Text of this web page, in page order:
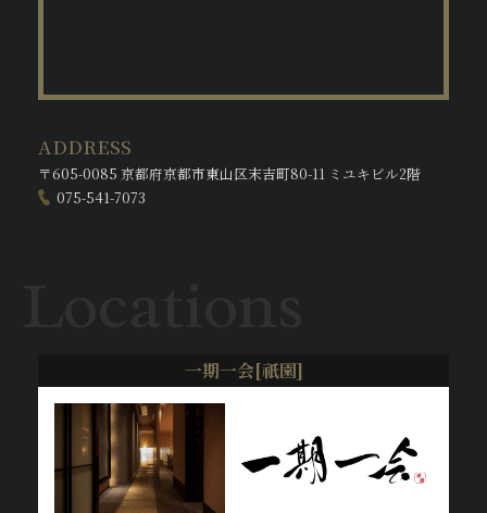
ADDRESS
〒605-0085 京都府京都市東山区末吉町80-11 ミユキビル2階
075-541-7073
一期一会[祇園]